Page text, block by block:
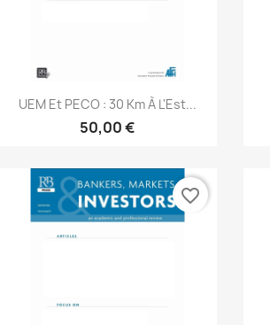
Aperçu rapide
UEM Et PECO : 30 Km À L'Est...
50,00 €
favorite_border